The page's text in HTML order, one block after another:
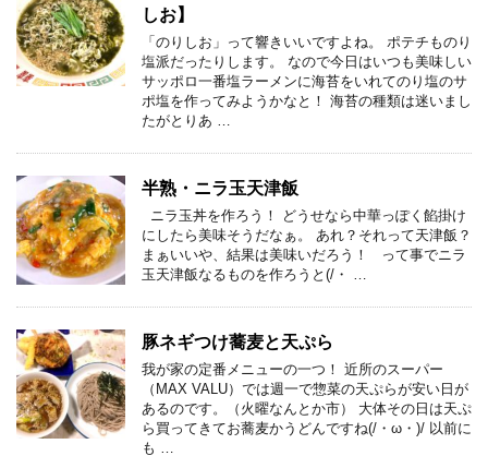
しお】
「のりしお」って響きいいですよね。 ポテチものり
塩派だったりします。 なので今日はいつも美味しい
サッポロ一番塩ラーメンに海苔をいれてのり塩のサ
ポ塩を作ってみようかなと！ 海苔の種類は迷いまし
たがとりあ …
半熟・ニラ玉天津飯
ニラ玉丼を作ろう！ どうせなら中華っぽく餡掛け
にしたら美味そうだなぁ。 あれ？それって天津飯？
まぁいいや、結果は美味いだろう！ って事でニラ
玉天津飯なるものを作ろうと(/・ …
豚ネギつけ蕎麦と天ぷら
我が家の定番メニューの一つ！ 近所のスーパー
（MAX VALU）では週一で惣菜の天ぷらが安い日が
あるのです。（火曜なんとか市） 大体その日は天ぷ
ら買ってきてお蕎麦かうどんですね(/・ω・)/ 以前に
も …